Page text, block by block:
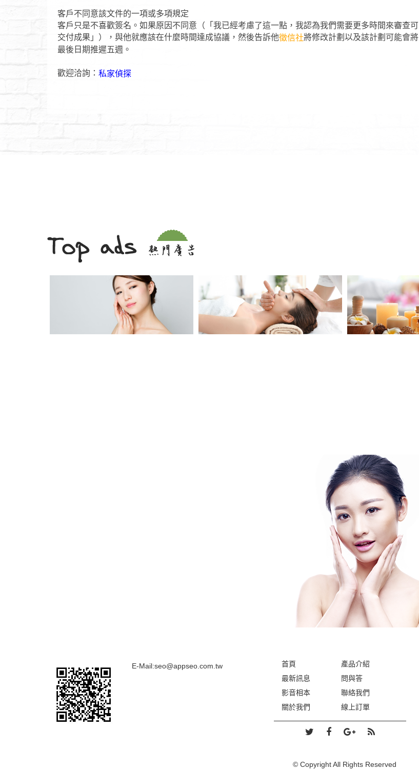
客戶不同意該文件的一項或多項規定
客戶只是不喜歡簽名。如果原因不同意（「我已經考慮了這一點，我認為我們需要更多時間來審查可
交付成果」），與他就應該在什麼時間達成協議，然後告訴他徵信社將修改計劃以及該計劃可能會將
最後日期推遲五週。
歡迎洽詢： 私家偵探
E-Mail:seo@appseo.com.tw 首頁
產品介紹
最新訊息
問與答
影音相本
聯絡我們
關於我們
線上訂單
© Copyright All Rights Reserved